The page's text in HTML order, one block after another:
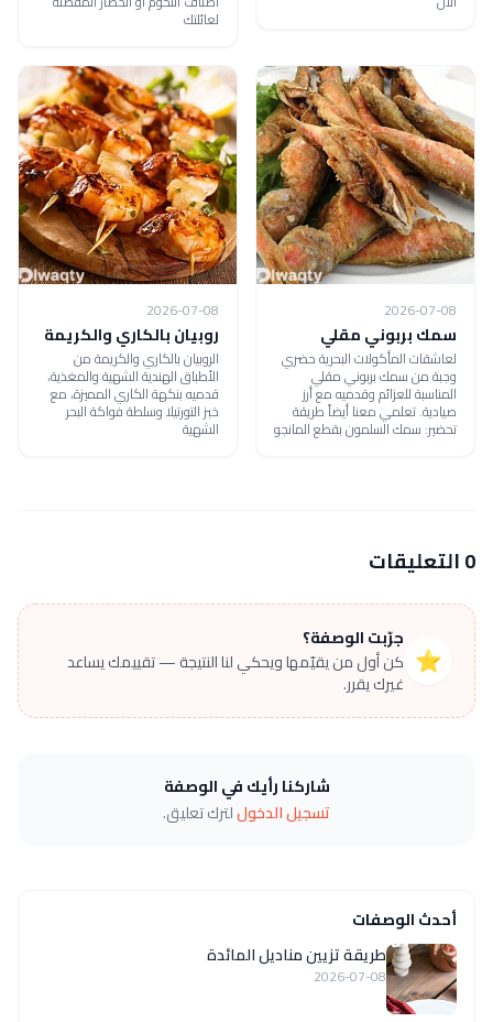
لعائلتك
2026-07-08
سمك بربوني مقلي
لعاشقات المأكولات البحرية حضري
وجبة من سمك بربوني مقلي
المناسبة للعزائم وقدميه مع أرز
صيادية. تعلمي معنا أيضاً طريقة
تحضير: سمك السلمون بقطع المانجو
2026-07-08
روبيان بالكاري والكريمة
الروبيان بالكاري والكريمة من
الأطباق الهندية الشهية والمغذية،
قدميه بنكهة الكاري المميزة، مع
خبز التورتيلا وسلطة فواكة البحر
الشهية
0 التعليقات
⭐
جرّبت الوصفة؟
كن أول من يقيّمها ويحكي لنا النتيجة — تقييمك يساعد
غيرك يقرر.
شاركنا رأيك في الوصفة
تسجيل الدخوللترك تعليق.
أحدث الوصفات
طريقة تزيين مناديل المائدة
2026-07-08